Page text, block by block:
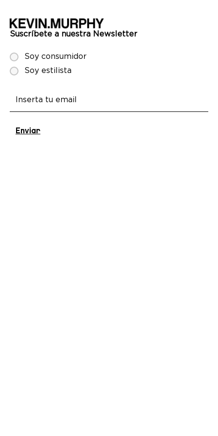
Suscríbete a nuestra Newsletter
Soy consumidor
Soy estilista